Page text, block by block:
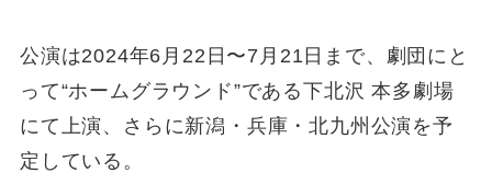
公演は2024年6月22日〜7月21日まで、劇団にと
って“ホームグラウンド”である下北沢 本多劇場
にて上演、さらに新潟・兵庫・北九州公演を予
定している。